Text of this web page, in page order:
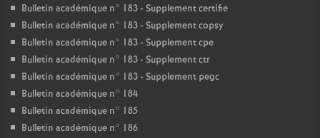
Bulletin académique n° 183 - Supplement certifie
Bulletin académique n° 183 - Supplement copsy
Bulletin académique n° 183 - Supplement cpe
Bulletin académique n° 183 - Supplement ctr
Bulletin académique n° 183 - Supplement pegc
Bulletin académique n° 184
Bulletin académique n° 185
Bulletin académique n° 186